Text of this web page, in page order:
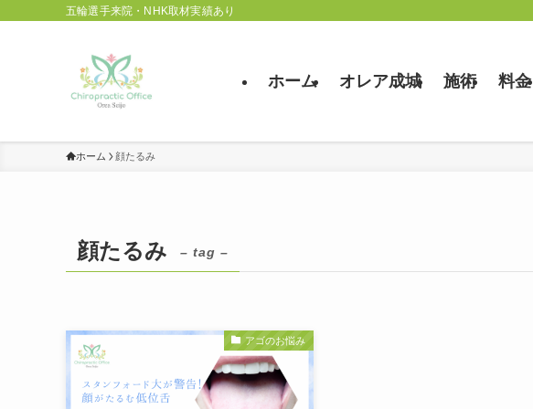
五輪選手来院・NHK取材実績あり
ホーム オレア成城 施術 料金
ホーム 顔たるみ
顔たるみ – tag –
アゴのお悩み